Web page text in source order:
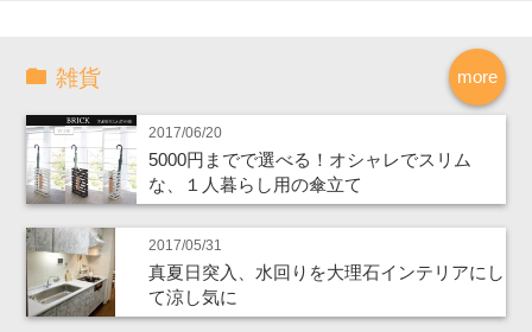
more
雑貨
2017/06/20
5000円までで選べる！オシャレでスリム
な、１人暮らし用の傘立て
2017/05/31
真夏日突入、水回りを大理石インテリアにし
て涼し気に